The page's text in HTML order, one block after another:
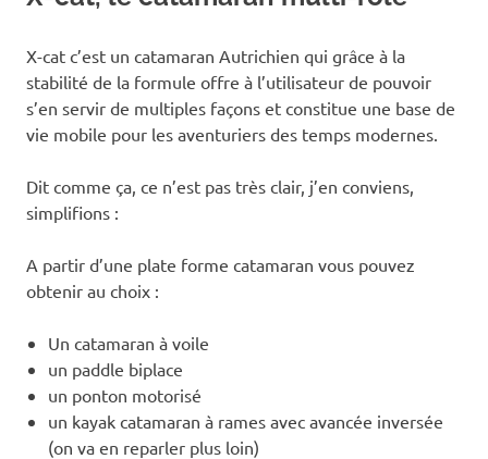
X-cat c’est un catamaran Autrichien qui grâce à la
stabilité de la formule offre à l’utilisateur de pouvoir
s’en servir de multiples façons et constitue une base de
vie mobile pour les aventuriers des temps modernes.
Dit comme ça, ce n’est pas très clair, j’en conviens,
simplifions :
A partir d’une plate forme catamaran vous pouvez
obtenir au choix :
Un catamaran à voile
un paddle biplace
un ponton motorisé
un kayak catamaran à rames avec avancée inversée
(on va en reparler plus loin)